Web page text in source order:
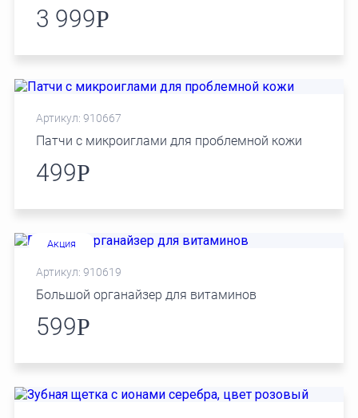
3 999Р
Артикул: 910667
Патчи с микроиглами для проблемной кожи
499Р
Акция
Артикул: 910619
Большой органайзер для витаминов
599Р